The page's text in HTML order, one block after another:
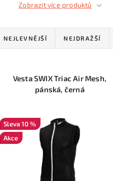
Zobrazit více produktů
NEJLEVNĚJŠÍ NEJDRAŽŠÍ
Vesta SWIX Triac Air Mesh,
pánská, černá
10 %
Akce